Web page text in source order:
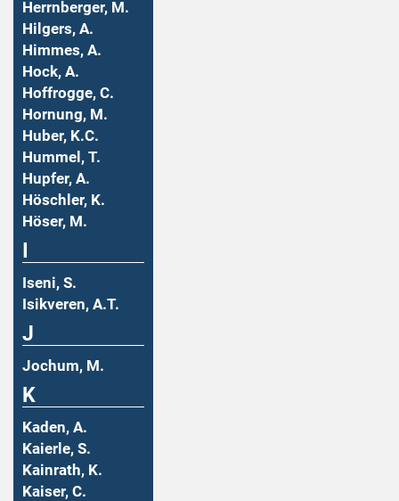
Herrnberger, M.
Hilgers, A.
Himmes, A.
Hock, A.
Hoffrogge, C.
Hornung, M.
Huber, K.C.
Hummel, T.
Hupfer, A.
Höschler, K.
Höser, M.
Iseni, S.
Isikveren, A.T.
J
Jochum, M.
K
Kaden, A.
Kaierle, S.
Kainrath, K.
Kaiser, C.